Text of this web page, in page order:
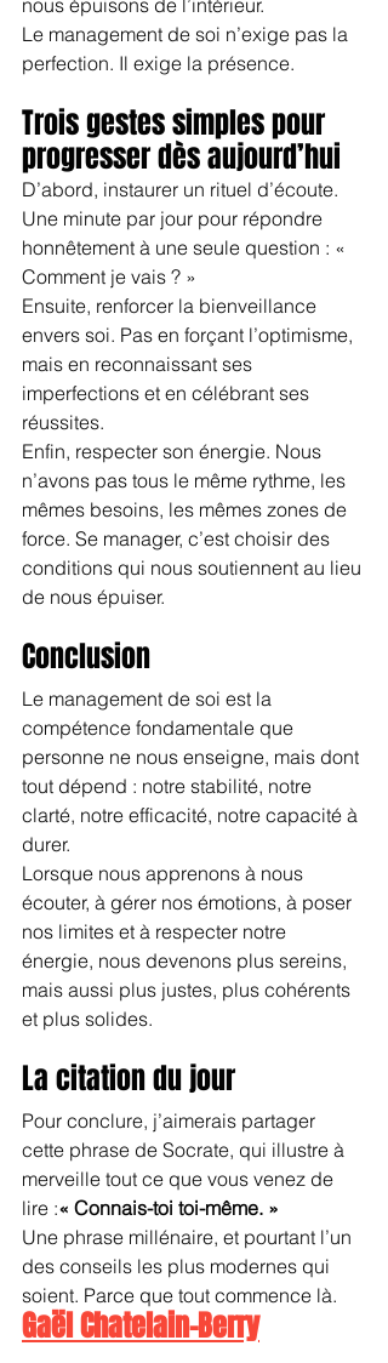
Le management de soi n’exige pas la
perfection. Il exige la présence.
Trois gestes simples pour
progresser dès aujourd’hui
D’abord, instaurer un rituel d’écoute.
Une minute par jour pour répondre
honnêtement à une seule question : «
Comment je vais ? »
Ensuite, renforcer la bienveillance
envers soi. Pas en forçant l’optimisme,
mais en reconnaissant ses
imperfections et en célébrant ses
réussites.
Enfin, respecter son énergie. Nous
n’avons pas tous le même rythme, les
mêmes besoins, les mêmes zones de
force. Se manager, c’est choisir des
conditions qui nous soutiennent au lieu
de nous épuiser.
Conclusion
Le management de soi est la
compétence fondamentale que
personne ne nous enseigne, mais dont
tout dépend : notre stabilité, notre
clarté, notre efficacité, notre capacité à
durer.
Lorsque nous apprenons à nous
écouter, à gérer nos émotions, à poser
nos limites et à respecter notre
énergie, nous devenons plus sereins,
mais aussi plus justes, plus cohérents
et plus solides.
La citation du jour
Pour conclure, j’aimerais partager
cette phrase de Socrate, qui illustre à
merveille tout ce que vous venez de
lire :« Connais-toi toi-même. »
Une phrase millénaire, et pourtant l’un
des conseils les plus modernes qui
soient. Parce que tout commence là.
Gaël Chatelain-Berry